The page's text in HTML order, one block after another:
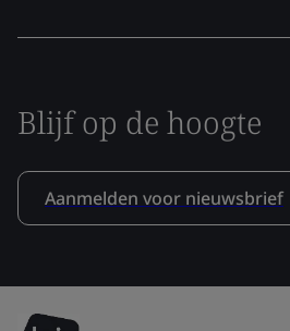
Blijf op de hoogte
Aanmelden voor nieuwsbrief